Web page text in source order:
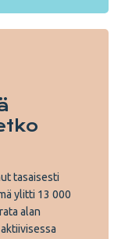
tasaisesti
ylitti 13 000
alan